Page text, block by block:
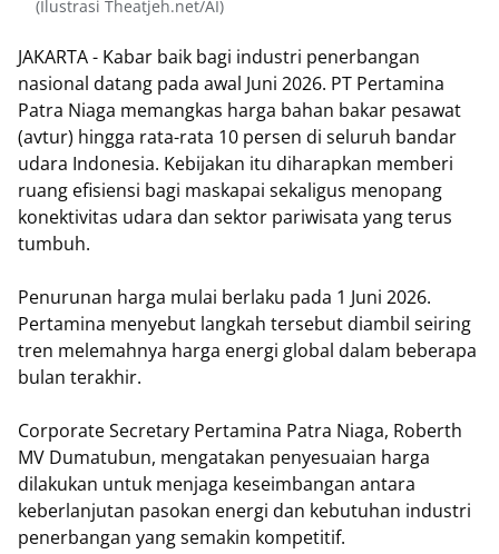
(Ilustrasi Theatjeh.net/AI)
JAKARTA - Kabar baik bagi industri penerbangan
nasional datang pada awal Juni 2026. PT Pertamina
Patra Niaga memangkas harga bahan bakar pesawat
(avtur) hingga rata-rata 10 persen di seluruh bandar
udara Indonesia. Kebijakan itu diharapkan memberi
ruang efisiensi bagi maskapai sekaligus menopang
konektivitas udara dan sektor pariwisata yang terus
tumbuh.
Penurunan harga mulai berlaku pada 1 Juni 2026.
Pertamina menyebut langkah tersebut diambil seiring
tren melemahnya harga energi global dalam beberapa
bulan terakhir.
Corporate Secretary Pertamina Patra Niaga, Roberth
MV Dumatubun, mengatakan penyesuaian harga
dilakukan untuk menjaga keseimbangan antara
keberlanjutan pasokan energi dan kebutuhan industri
penerbangan yang semakin kompetitif.